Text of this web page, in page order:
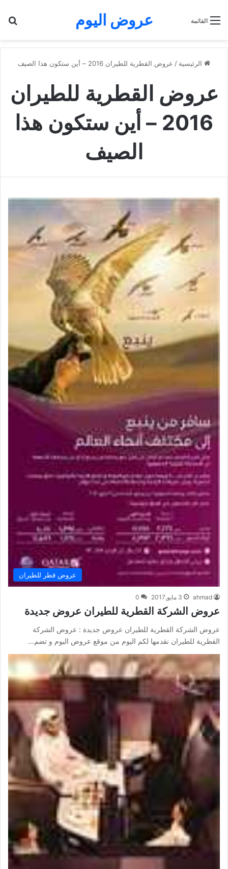
عروض اليوم القائمة
الرئيسية / عروض القطرية للطيران 2016 – أين ستكون هذا الصيف
عروض القطرية للطيران
2016 – أين ستكون هذا
الصيف
عروض قطر للطيران
ahmad 3 مايو,2017 0
عروض الشركة القطرية للطيران عروض جديدة
عروض الشركة القطرية للطيران عروض جديدة : عروض الشركة
القطرية للطيران نقدمها لكم اليوم من موقع عروض اليوم و تضم…